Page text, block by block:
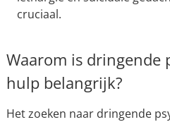
cruciaal.
Waarom is dringende
hulp belangrijk?
Het zoeken naar dringende